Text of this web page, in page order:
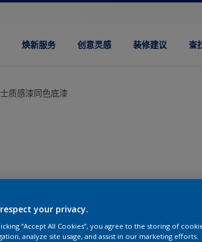
焕新服务 创意灵感 装修建议 查
质感漆同色底漆
your privacy.
“Accept All Cookies”, you agree to the storing of
analyze site usage, and assist in our marketing efforts.